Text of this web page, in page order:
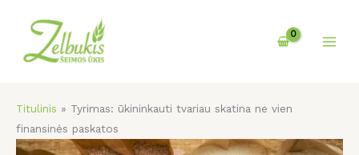
turinio
Titulinis » Tyrimas: ūkininkauti tvariau skatina ne vien
finansinės paskatos